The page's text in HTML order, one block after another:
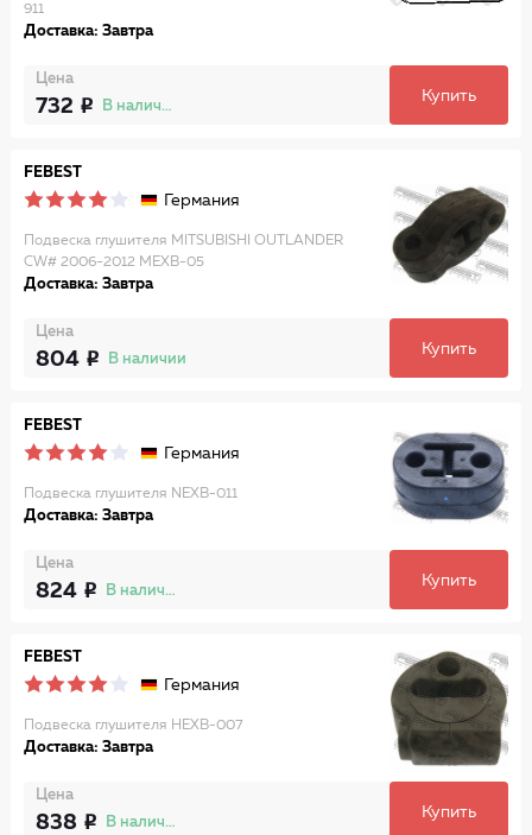
911
Доставка: Завтра
Цена
732 В наличии
Купить
FEBEST
Германия
Подвеска глушителя MITSUBISHI OUTLANDER
CW# 2006-2012 MEXB-05
Доставка: Завтра
Цена
804 В наличии
Купить
FEBEST
Германия
Подвеска глушителя NEXB-011
Доставка: Завтра
Цена
824 В наличии
Купить
FEBEST
Германия
Подвеска глушителя HEXB-007
Доставка: Завтра
Цена
838 В наличии
Купить